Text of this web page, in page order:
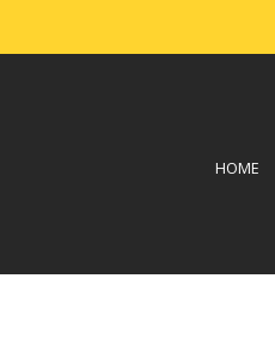
HOME